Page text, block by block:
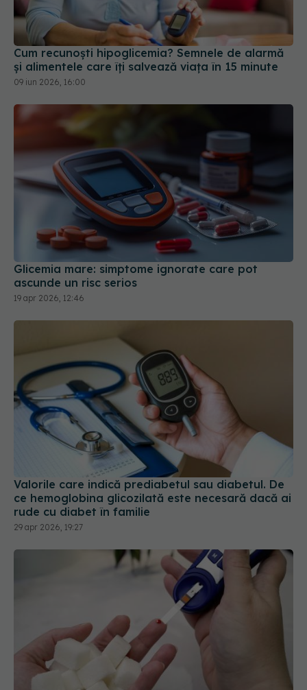
Cum recunoști hipoglicemia? Semnele de alarmă
și alimentele care îți salvează viața în 15 minute
09 iun 2026, 16:00
Glicemia mare: simptome ignorate care pot
ascunde un risc serios
19 apr 2026, 12:46
Valorile care indică prediabetul sau diabetul. De
ce hemoglobina glicozilată este necesară dacă ai
rude cu diabet în familie
29 apr 2026, 19:27